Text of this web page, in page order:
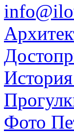
Фото